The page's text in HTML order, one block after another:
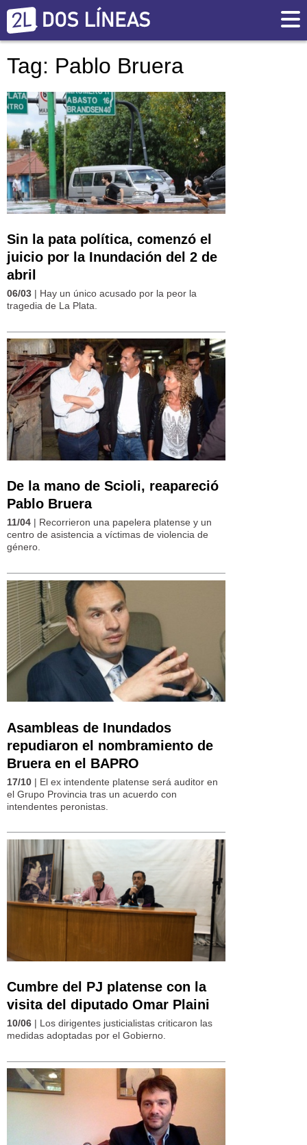
Tag: Pablo Bruera
Sin la pata política, comenzó el
juicio por la Inundación del 2 de
abril
06/03 | Hay un único acusado por la peor la
tragedia de La Plata.
De la mano de Scioli, reapareció
Pablo Bruera
11/04 | Recorrieron una papelera platense y un
centro de asistencia a víctimas de violencia de
género.
Asambleas de Inundados
repudiaron el nombramiento de
Bruera en el BAPRO
17/10 | El ex intendente platense será auditor en
el Grupo Provincia tras un acuerdo con
intendentes peronistas.
Cumbre del PJ platense con la
visita del diputado Omar Plaini
10/06 | Los dirigentes justicialistas criticaron las
medidas adoptadas por el Gobierno.